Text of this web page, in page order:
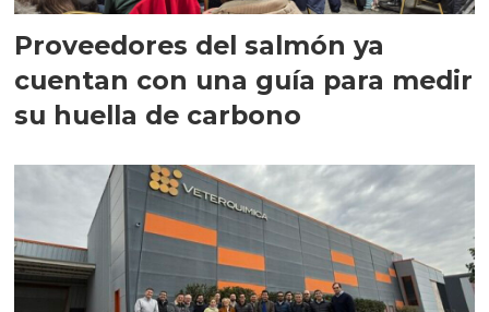
Proveedores del salmón ya
cuentan con una guía para medir
su huella de carbono